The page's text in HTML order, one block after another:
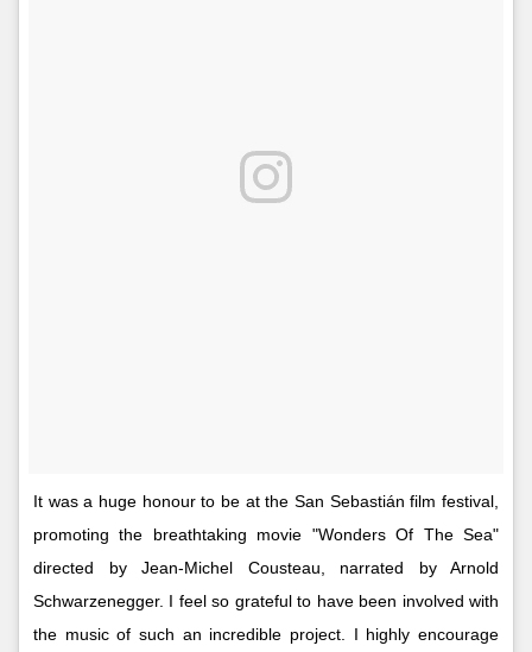
It was a huge honour to be at the San Sebastián film festival,
promoting the breathtaking movie "Wonders Of The Sea"
directed by Jean-Michel Cousteau, narrated by Arnold
Schwarzenegger. I feel so grateful to have been involved with
the music of such an incredible project. I highly encourage